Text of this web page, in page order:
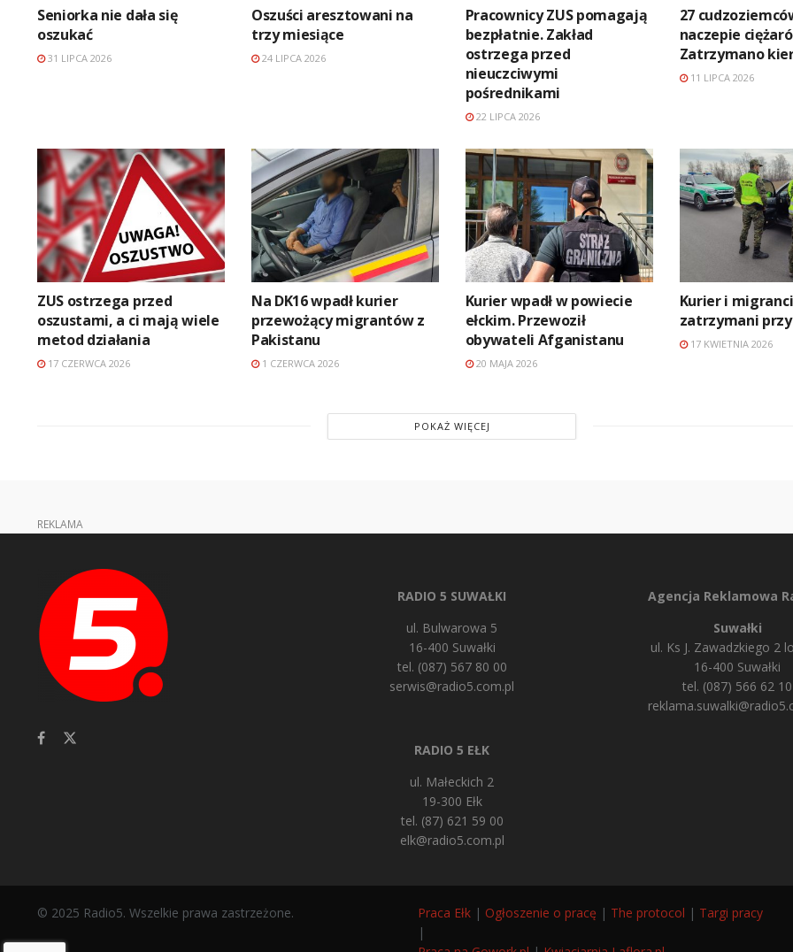
Seniorka nie dała się
oszukać
31 LIPCA 2026
Oszuści aresztowani na
trzy miesiące
24 LIPCA 2026
Pracownicy ZUS pomagają
bezpłatnie. Zakład
ostrzega przed
nieuczciwymi
pośrednikami
22 LIPCA 2026
27
naczepie
Zatrzymano
11 LIPCA 2026
ZUS ostrzega przed
oszustami, a ci mają wiele
metod działania
17 CZERWCA 2026
Na DK16 wpadł kurier
przewożący migrantów z
Pakistanu
1 CZERWCA 2026
Kurier wpadł w powiecie
ełckim. Przewoził
obywateli Afganistanu
20 MAJA 2026
Kurier i migranci
zatrzymani
17 KWIETNIA 2026
POKAŻ WIĘCEJ
REKLAMA
RADIO 5 SUWAŁKI
ul. Bulwarowa 5
16-400 Suwałki
tel. (087) 567 80 00
serwis@radio5.com.pl
RADIO 5 EŁK
ul. Małeckich 2
19-300 Ełk
tel. (87) 621 59 00
elk@radio5.com.pl
Agencja Reklamowa
Suwałki
ul. Ks J. Zawadzkiego 2
16-400 Suwałki
tel. (087) 566 62 10
© 2025 Radio5. Wszelkie prawa zastrzeżone. Praca Ełk | Ogłoszenie o pracę | The protocol | Targi pracy
|